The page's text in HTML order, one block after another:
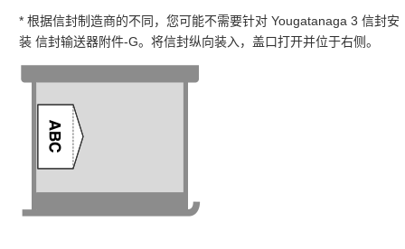
* 根据信封制造商的不同，您可能不需要针对 Yougatanaga 3 信封安
装 信封输送器附件-G。将信封纵向装入，盖口打开并位于右侧。